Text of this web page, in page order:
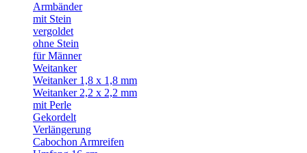
Armbänder
mit Stein
vergoldet
ohne Stein
für Männer
Weitanker
Weitanker 1,8 x 1,8 mm
Weitanker 2,2 x 2,2 mm
mit Perle
Gekordelt
Verlängerung
Cabochon Armreifen